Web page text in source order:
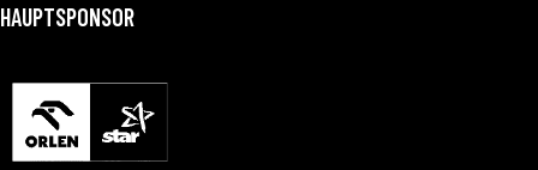
HAUPTSPONSOR